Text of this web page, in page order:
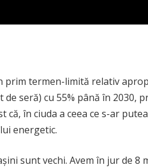
termen-limită relativ
seră) cu 55% până în
în ciuda a ceea ce s-ar
energetic.
sunt vechi. Avem în jur de